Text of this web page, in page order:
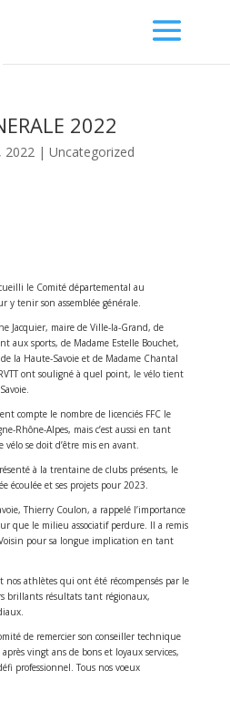
2022
2022| Uncategorized
le Comité départemental au
y tenir son assemblée générale.
Jacquier, maire de Ville-la-Grand, de
aux sports, de Madame Estelle Bouchet,
la Haute-Savoie et de Madame Chantal
ont souligné à quel point, le vélo tient
compte le nombre de licenciés FFC le
Rhône-Alpes, mais c’est aussi en tant
se doit d’être mis en avant.
à la trentaine de clubs présents, le
écoulée et ses projets pour 2023.
Thierry Coulon, a rappelé l’importance
que le milieu associatif perdure. Il a remis
pour sa longue implication en tant
athlètes qui ont été récompensés par le
brillants résultats tant régionaux,
de remercier son conseiller technique
vingt ans de bons et loyaux services,
professionnel. Tous nos voeux